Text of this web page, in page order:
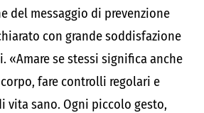
del messaggio di prevenzione
con grande soddisfazione
«Amare se stessi significa anche
fare controlli regolari e
vita sano. Ogni piccolo gesto,